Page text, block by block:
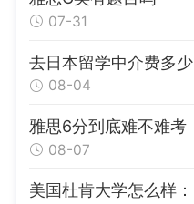
07-31
去日本留学中介费多少
08-04
雅思6分到底难不难考
08-07